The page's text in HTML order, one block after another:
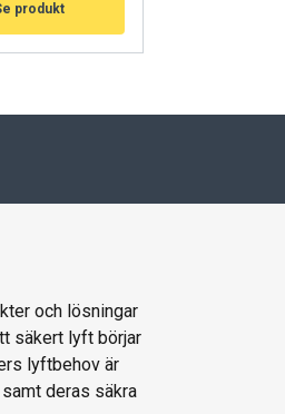
produkt
och lösningar
säkert lyft börjar
lyftbehov är
deras säkra